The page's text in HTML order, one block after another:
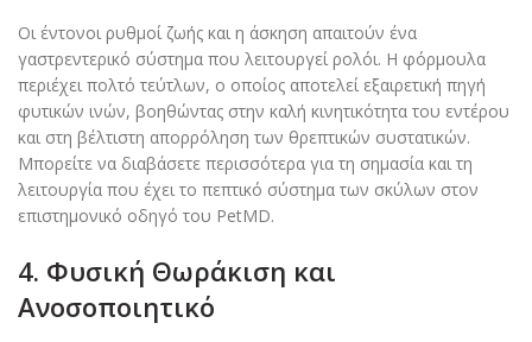
Οι έντονοι ρυθμοί ζωής και η άσκηση απαιτούν ένα
γαστρεντερικό σύστημα που λειτουργεί ρολόι. Η φόρμουλα
περιέχει πολτό τεύτλων, ο οποίος αποτελεί εξαιρετική πηγή
φυτικών ινών, βοηθώντας στην καλή κινητικότητα του εντέρου
και στη βέλτιστη απορρόληση των θρεπτικών συστατικών.
Μπορείτε να διαβάσετε περισσότερα για τη σημασία και τη
λειτουργία που έχει το πεπτικό σύστημα των σκύλων στον
επιστημονικό οδηγό του PetMD.
4. Φυσική Θωράκιση και
Ανοσοποιητικό